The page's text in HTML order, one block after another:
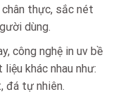
thực, sắc nét
dùng.
công nghệ in uv bề
khác nhau như:
đá tự nhiên.